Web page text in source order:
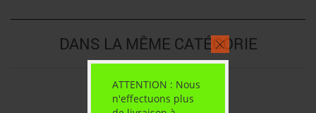
ATTENTION : Nous
n'effectuons plus
DANS LA MÊME CATÉGORIE